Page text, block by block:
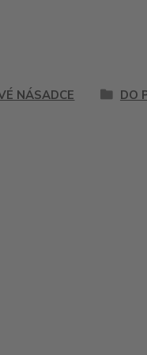
NÁSADCE DO